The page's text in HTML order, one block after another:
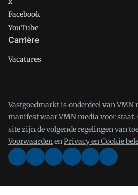
Facebook
YouTube
Carrière
Vacatures
Vastgoedmarkt is onderdeel van VMN
manifestwaar VMN media voor staat.
site zijn de volgende regelingen van
VoorwaardenenPrivacy en Cookie